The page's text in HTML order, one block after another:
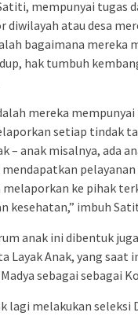
mempunyai tugas
diwilayah atau desa
bagaimana mereka
hak tumbuh
mereka mempunyai
setiap tindak
– anak misalnya, ada
pelayanan
ke pihak
kesehatan,” imbuh
anak ini dibentuk
Layak Anak, yang saat
sebagai sebagai
lagi melakukan seleksi